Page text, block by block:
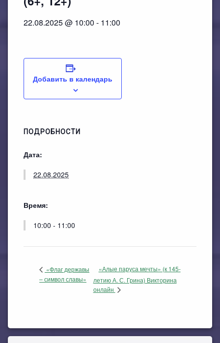
План работы филиала №1
План работы филиала №2
ЭЛЕКТРОННЫЙ КАТАЛОГ
22.08.2025 @ 10:00 - 11:00
Добавить в календарь
ПОДРОБНОСТИ
Дата:
22.08.2025
Время:
10:00 - 11:00
«Флаг державы
– символ славы»
«Алые паруса мечты» (к 145-
летию А. С. Грина) Викторина
онлайн